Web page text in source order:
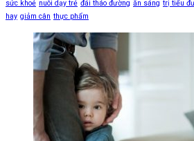
sức khoẻ nuôi dạy trẻ đái tháo đường ăn sáng trị tiểu
hay giảm cân thực phẩm